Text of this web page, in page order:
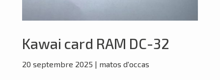
Kawai card RAM DC-32
20 septembre 2025 | matos d'occas